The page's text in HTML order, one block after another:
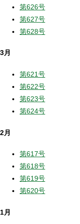
第626号
第627号
第628号
3月
第621号
第622号
第623号
第624号
2月
第617号
第618号
第619号
第620号
1月